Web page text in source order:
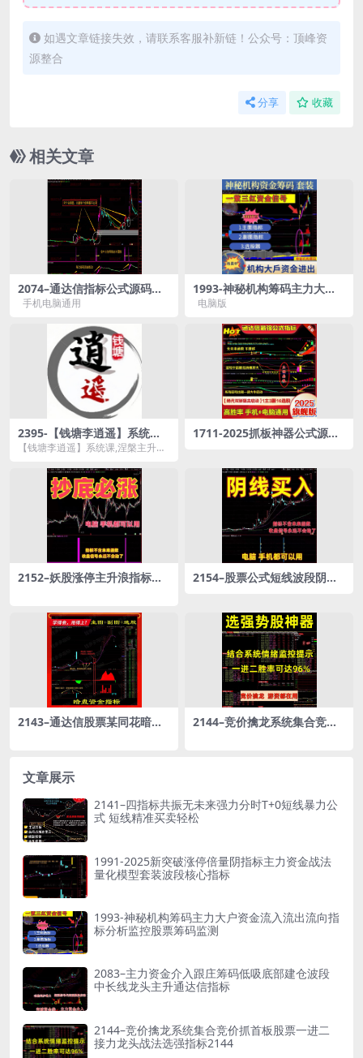
如遇文章链接失效，请联系客服补新链！公众号：顶峰资
源整合
分享 收藏
相关文章
2074–通达信指标公式源码波
段中线金牛决策升级版全套跟
手机电脑通用
1993-神秘机构筹码主力大户
资金流入流出流向指标分析监
电脑版
2395-【钱塘李逍遥】系统课,
涅槃主升短线交易逍遥训练营
【钱塘李逍遥】系统课,涅槃主升短
1711-2025抓板神器公式源码
2152–妖股涨停主升浪指标短
2154–股票公式短线波段阴线
2143–通达信股票某同花暗盘
2144–竞价擒龙系统集合竞价
文章展示
2141–四指标共振无未来强力分时T+0短线暴力公
式 短线精准买卖轻松
1991-2025新突破涨停倍量阴指标主力资金战法
量化模型套装波段核心指标
1993-神秘机构筹码主力大户资金流入流出流向指
标分析监控股票筹码监测
2083–主力资金介入跟庄筹码低吸底部建仓波段
中长线龙头主升通达信指标
2144–竞价擒龙系统集合竞价抓首板股票一进二
接力龙头战法选强指标2144